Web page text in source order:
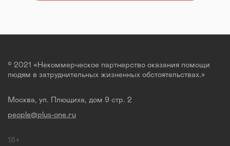
© 2021 «Некоммерческое партнерство оказания помощи
людям в затруднительных жизненных обстоятельствах.»
Москва, ул. Плющиха, дом 9 стр. 2
people@plus-one.ru
18+